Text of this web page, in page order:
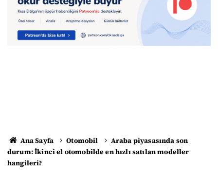
Ana Sayfa Otomobil
Araba piyasasında son
durum: İkinci el otomobilde en hızlı satılan modeller
hangileri?